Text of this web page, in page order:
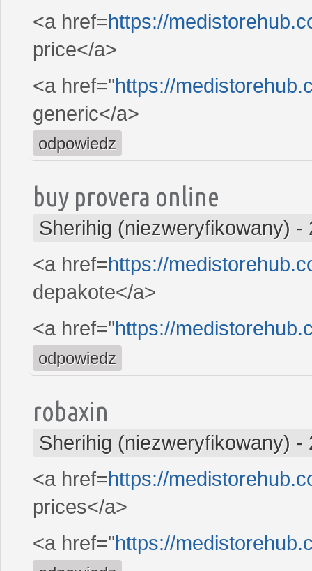
<a href=https://
price</a>
<a href="https://
generic</a>
odpowiedz
buy provera online
Sherihig (niezweryfikowany) -
<a href=https://
depakote</a>
<a href="https://
odpowiedz
robaxin
Sherihig (niezweryfikowany) -
<a href=https://
prices</a>
<a href="https://